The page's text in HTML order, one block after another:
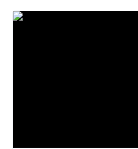
Vigilância Ambiental em Saúde